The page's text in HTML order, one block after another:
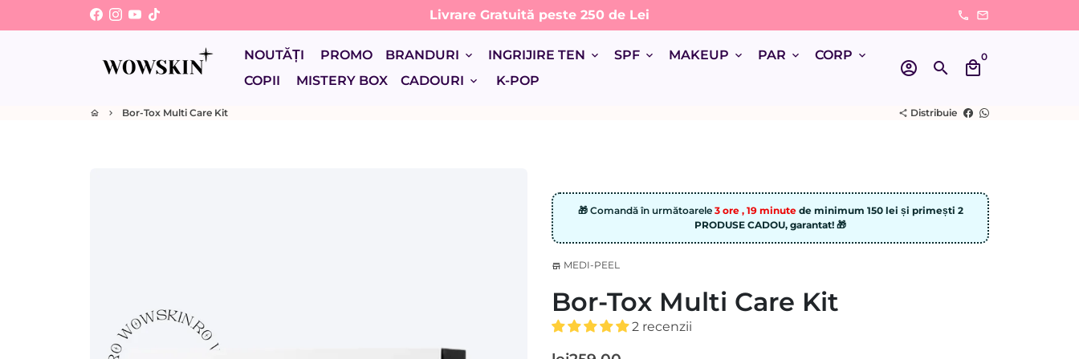
la
🚚 Livrare Rapidă | 24-48 de ore lucrătoare 🚚 phone email
NOUTĂȚI PROMO BRANDURI keyboard_arrow_down INGRIJIRE TEN keyboard_arrow_down SPF keyboard_arrow_down MAKEUP keyboard_arrow_down PAR keyboard_arrow_down CORP keyboard_arrow_down
COPII MISTERY BOX CADOURI keyboard_arrow_down K-POP
account_circle search local_mall
0
home keyboard_arrow_right Bor-Tox Multi Care Kit share Distribuie
🎁 Comandă în următoarele 3 ore , 19 minute de minimum 150 lei și primești 2
PRODUSE CADOU, garantat! 🎁
store MEDI-PEEL
Bor-Tox Multi Care Kit
2 recenzii